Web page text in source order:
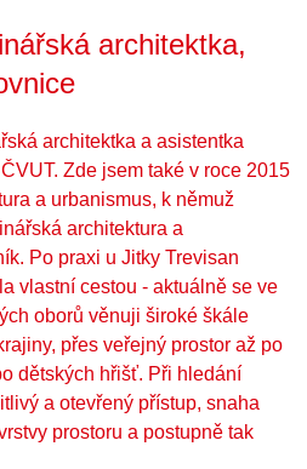
architektka,
architektka a asistentka
Zde jsem také v roce 2015
a urbanismus, k němuž
architektura a
Po praxi u Jitky Trevisan
vlastní cestou - aktuálně se ve
oborů věnuji široké škále
přes veřejný prostor až po
dětských hřišť. Při hledání
a otevřený přístup, snaha
prostoru a postupně tak